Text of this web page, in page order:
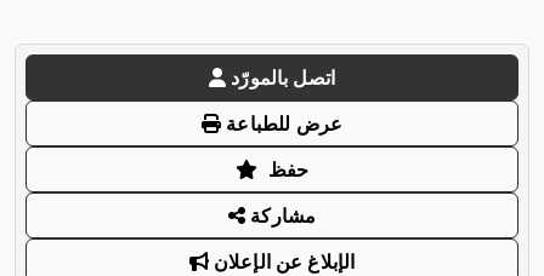
اتصل بالمورّد
عرض للطباعة
حفظ
مشاركة
الإبلاغ عن الإعلان